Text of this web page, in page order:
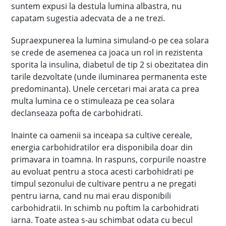
suntem expusi la destula lumina albastra, nu
capatam sugestia adecvata de a ne trezi.
Supraexpunerea la lumina simuland-o pe cea solara
se crede de asemenea ca joaca un rol in rezistenta
sporita la insulina, diabetul de tip 2 si obezitatea din
tarile dezvoltate (unde iluminarea permanenta este
predominanta). Unele cercetari mai arata ca prea
multa lumina ce o stimuleaza pe cea solara
declanseaza pofta de carbohidrati.
Inainte ca oamenii sa inceapa sa cultive cereale,
energia carbohidratilor era disponibila doar din
primavara in toamna. In raspuns, corpurile noastre
au evoluat pentru a stoca acesti carbohidrati pe
timpul sezonului de cultivare pentru a ne pregati
pentru iarna, cand nu mai erau disponibili
carbohidratii. In schimb nu poftim la carbohidrati
iarna. Toate astea s-au schimbat odata cu becul